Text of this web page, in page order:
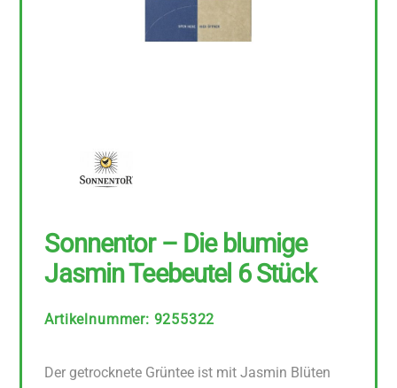
Sonnentor – Die blumige
Jasmin Teebeutel 6 Stück
Artikelnummer: 9255322
Der getrocknete Grüntee ist mit Jasmin Blüten